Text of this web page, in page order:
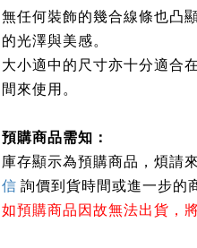
無任何裝飾的幾合線條也凸
的光澤與美感。
大小適中的尺寸亦十分適合
間來使用。
預購商品需知：
庫存顯示為預購商品，煩請
信 詢價到貨時間或進一步的
如預購商品因故無法出貨，